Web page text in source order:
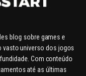
blog sobre games e
vasto universo dos jogos
Com conteúdo
até as últimas